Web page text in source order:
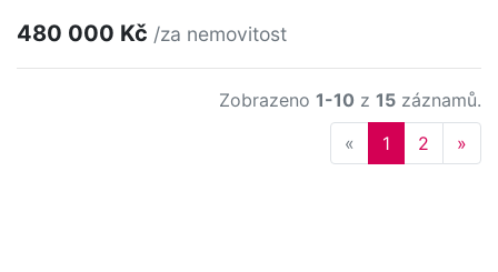
480 000 Kč /za nemovitost
Zobrazeno 1-10 z 15 záznamů.
« Previous
1 2 »